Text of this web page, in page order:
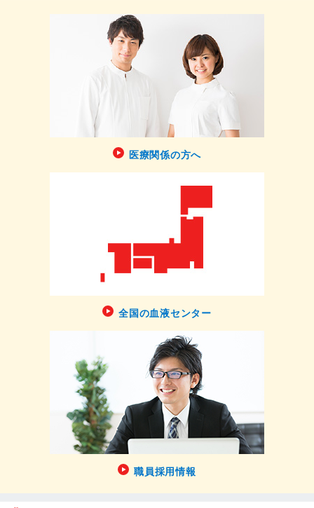
医療関係の方へ
全国の血液センター
職員採用情報